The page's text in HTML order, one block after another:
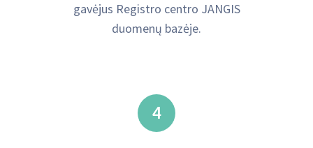
gavėjus Registro centro JANGIS
duomenų bazėje.
4